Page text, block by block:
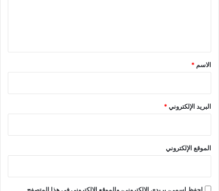
*
الاسم *
البريد الإلكتروني*
الموقع الإلكتروني